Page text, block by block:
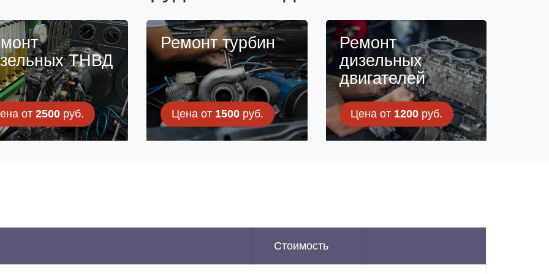
ТНВД
от 2500 руб.
Ремонт турбин
Цена от 1500руб.
Ремонт
дизельных
двигателей
Цена от 1200 руб.
Стоимость